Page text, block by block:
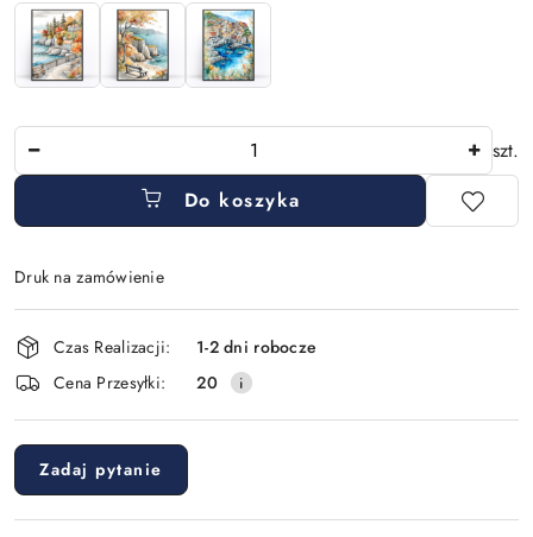
szt.
Do koszyka
Druk na zamówienie
Dostępność
i
dostawa
Czas Realizacji:
1-2 dni robocze
Cena Przesyłki:
20
Zadaj pytanie